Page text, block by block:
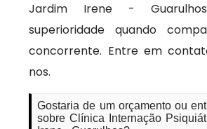
Jardim Irene -
superioridade quando
concorrente. Entre em
nos.
Gostaria de um orçamento ou
sobre Clínica Internação